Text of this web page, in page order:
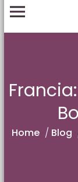
Home / Blog